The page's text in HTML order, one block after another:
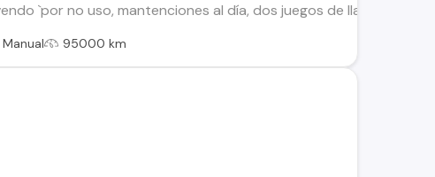
`por no uso, mantenciones al día, dos juegos de llaves,
Manual 95000 km